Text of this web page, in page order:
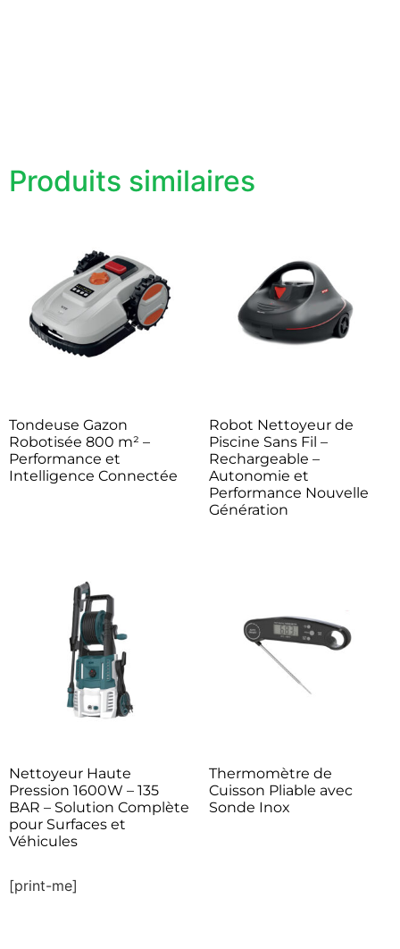
Produits similaires
Tondeuse Gazon
Robotisée 800 m² –
Performance et
Intelligence Connectée
Robot Nettoyeur de
Piscine Sans Fil –
Rechargeable –
Autonomie et
Performance Nouvelle
Génération
Nettoyeur Haute
Pression 1600W – 135
BAR – Solution Complète
pour Surfaces et
Véhicules
Thermomètre de
Cuisson Pliable avec
Sonde Inox
[print-me]